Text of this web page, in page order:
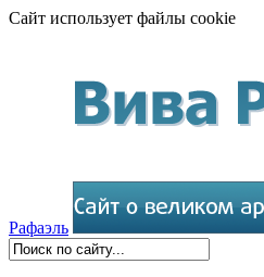
Сайт использует файлы cookie
Рафаэль